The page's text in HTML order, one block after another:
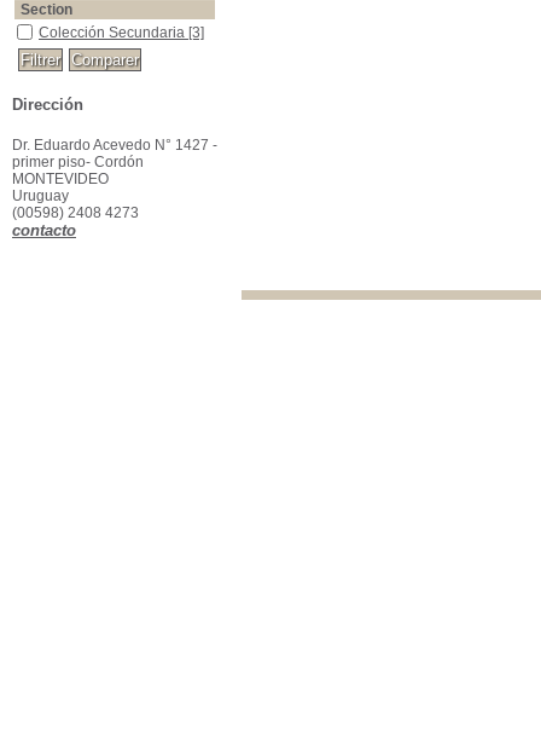
Section
Colección Secundaria [3]
Dirección
Dr. Eduardo Acevedo N° 1427 -
primer piso- Cordón
MONTEVIDEO
Uruguay
(00598) 2408 4273
contacto